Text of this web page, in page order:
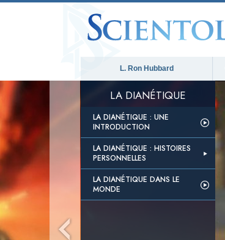
L. Ron Hubbard
LA DIANÉTIQUE
LA DIANÉTIQUE : UNE
INTRODUCTION
LA DIANÉTIQUE : HISTOIRES
PERSONNELLES
LA DIANÉTIQUE DANS LE
MONDE